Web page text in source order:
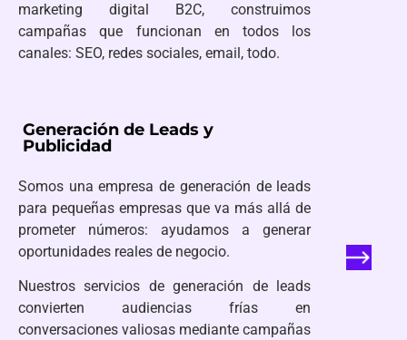
marketing digital B2C, construimos
campañas que funcionan en todos los
canales: SEO, redes sociales, email, todo.
Generación de Leads y
Publicidad
Somos una empresa de generación de leads
para pequeñas empresas que va más allá de
prometer números: ayudamos a generar
oportunidades reales de negocio.
Nuestros servicios de generación de leads
convierten audiencias frías en
conversaciones valiosas mediante campañas